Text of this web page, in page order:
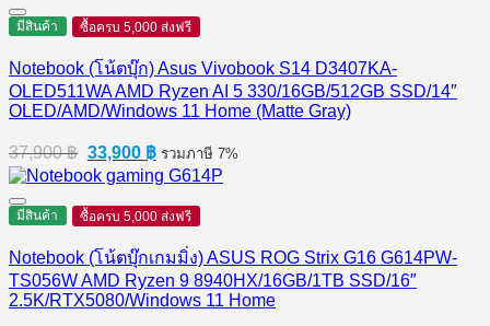
มีสินค้า ซื้อครบ 5,000 ส่งฟรี
Notebook (โน้ตบุ๊ก) Asus Vivobook S14 D3407KA-
OLED511WA AMD Ryzen AI 5 330/16GB/512GB SSD/14″
OLED/AMD/Windows 11 Home (Matte Gray)
37,900฿ Original
price
was:
37,900 ฿.
33,900 ฿Current
price
is:
33,900 ฿.
รวมภาษี 7%
มีสินค้า ซื้อครบ 5,000 ส่งฟรี
Notebook (โน้ตบุ๊กเกมมิ่ง) ASUS ROG Strix G16 G614PW-
TS056W AMD Ryzen 9 8940HX/16GB/1TB SSD/16″
2.5K/RTX5080/Windows 11 Home